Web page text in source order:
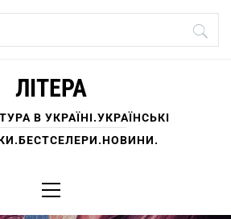
ЛІТЕРА
В УКРАЇНІ.УКРАЇНСЬКІ
меню